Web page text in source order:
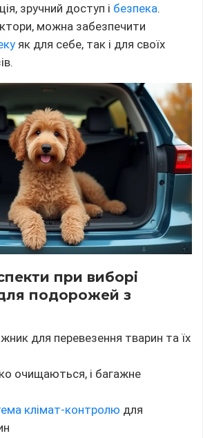
зручний доступ і безпека.
можна забезпечити
як для себе, так і для своїх
при виборі
подорожей з
для перевезення тварин та їх
очищаються, і багажне
клімат-контролю для